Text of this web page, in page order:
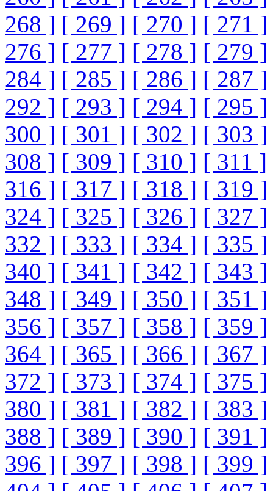
268 ] [ 269 ] [ 270 ] [ 271 ]
276 ] [ 277 ] [ 278 ] [ 279 ]
284 ] [ 285 ] [ 286 ] [ 287 ]
292 ] [ 293 ] [ 294 ] [ 295 ]
300 ] [ 301 ] [ 302 ] [ 303 ]
308 ] [ 309 ] [ 310 ] [ 311 ]
316 ] [ 317 ] [ 318 ] [ 319 ]
324 ] [ 325 ] [ 326 ] [ 327 ]
332 ] [ 333 ] [ 334 ] [ 335 ]
340 ] [ 341 ] [ 342 ] [ 343 ]
348 ] [ 349 ] [ 350 ] [ 351 ]
356 ] [ 357 ] [ 358 ] [ 359 ]
364 ] [ 365 ] [ 366 ] [ 367 ]
372 ] [ 373 ] [ 374 ] [ 375 ]
380 ] [ 381 ] [ 382 ] [ 383 ]
388 ] [ 389 ] [ 390 ] [ 391 ]
396 ] [ 397 ] [ 398 ] [ 399 ]